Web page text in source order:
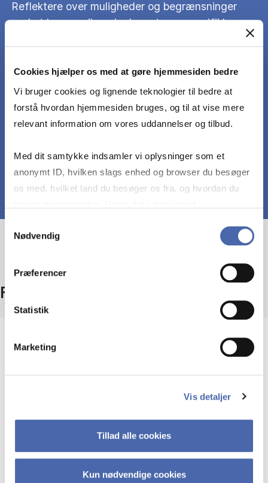
Cookies hjælper os med at gøre hjemmesiden bedre
Vi bruger cookies og lignende teknologier til bedre at
forstå hvordan hjemmesiden bruges, og til at vise mere
relevant information om vores uddannelser og tilbud.
Med dit samtykke indsamler vi oplysninger som et
anonymt ID, hvilken slags enhed og browser du besøger
os med, hvilket land du besøger os fra, og hvordan du
markedsføring. Du bestemmer selv - og kan altid trække
Nødvendig
Præferencer
Statistik
Marketing
Vis detaljer
Tillad alle cookies
Kun nødvendige cookies
Reflektere over muligheder og begrænsninger
ved at kommunikere i relevante og specifikke
Argumentere og reflektere over primært ekstern
kommunikation i praksis med udgangspunkt i
fagets værktøjer
Fakta
Niveau